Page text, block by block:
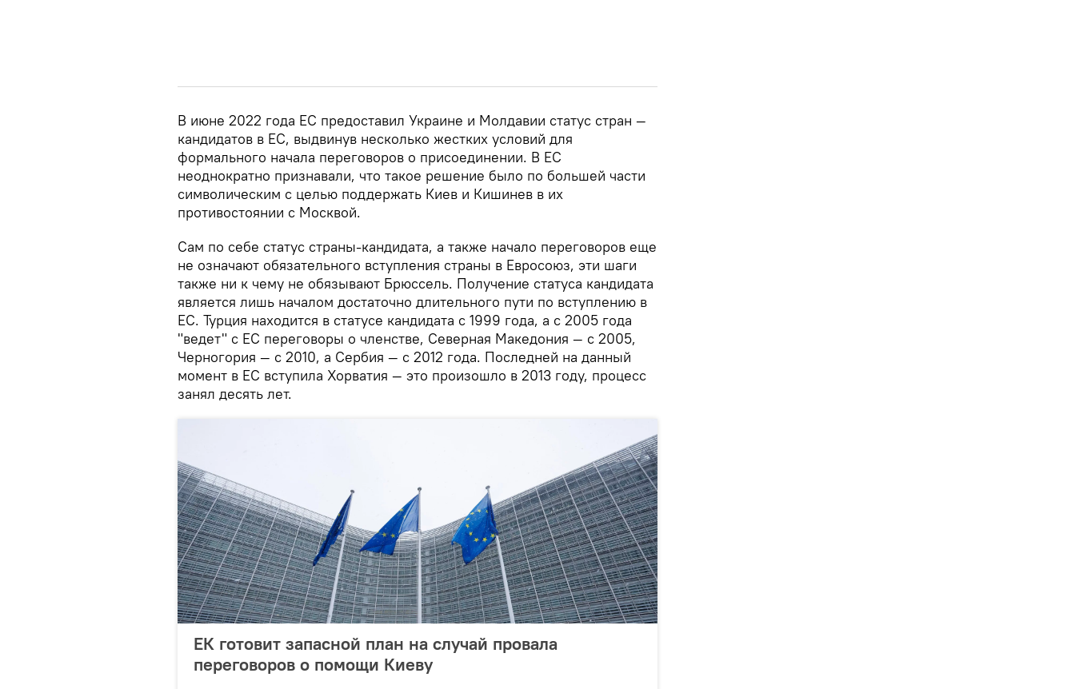
В июне 2022 года ЕС предоставил Украине и Молдавии статус стран —
кандидатов в ЕС, выдвинув несколько жестких условий для
формального начала переговоров о присоединении. В ЕС
неоднократно признавали, что такое решение было по большей части
символическим с целью поддержать Киев и Кишинев в их
противостоянии с Москвой.
Сам по себе статус страны-кандидата, а также начало переговоров еще
не означают обязательного вступления страны в Евросоюз, эти шаги
также ни к чему не обязывают Брюссель. Получение статуса кандидата
является лишь началом достаточно длительного пути по вступлению в
ЕС. Турция находится в статусе кандидата с 1999 года, а с 2005 года
"ведет" с ЕС переговоры о членстве, Северная Македония — с 2005,
Черногория — с 2010, а Сербия — с 2012 года. Последней на данный
момент в ЕС вступила Хорватия — это произошло в 2013 году, процесс
занял десять лет.
ЕК готовит запасной план на случай провала
переговоров о помощи Киеву